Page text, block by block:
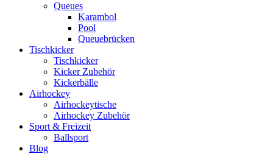
Queues
Karambol
Pool
Queuebrücken
Tischkicker
Tischkicker
Kicker Zubehör
Kickerbälle
Airhockey
Airhockeytische
Airhockey Zubehör
Sport & Freizeit
Ballsport
Blog